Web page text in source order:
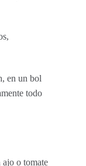
en un bol
todo
ajo o tomate